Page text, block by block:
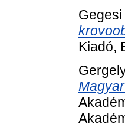
Gegesi
Kiadó,